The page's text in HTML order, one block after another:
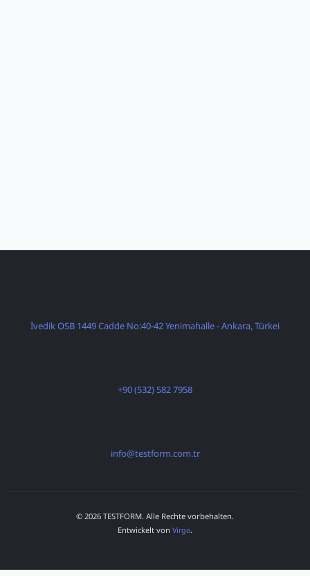
İvedik OSB 1449 Cadde No:40-42 Yenimahalle - Ankara, Türkei
+90 (532) 582 7958
info@testform.com.tr
© 2026 TESTFORM. Alle Rechte vorbehalten.
Entwickelt von Virgo.